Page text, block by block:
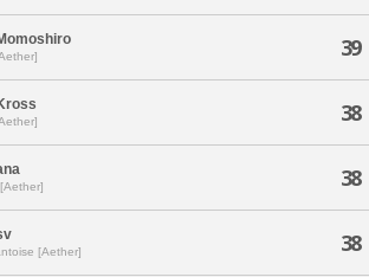
39
38
38
[Aether] 38